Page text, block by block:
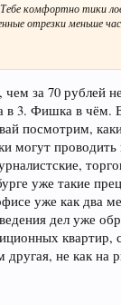
комфортно тики
отрезки меньше
за 70 рублей
3. Фишка в чём.
посмотрим,
могут
уже такие
уже как два
дел уже
не как на